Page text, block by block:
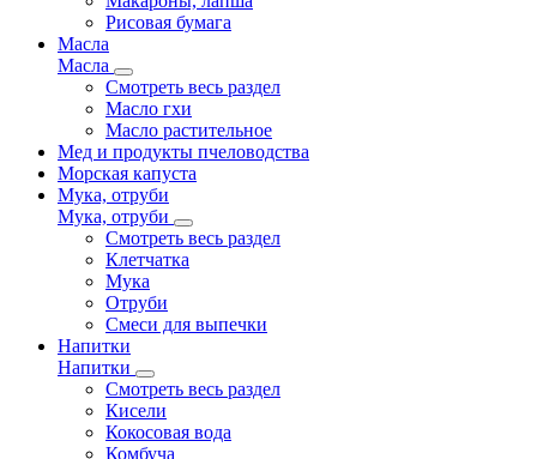
Рисовая бумага
Масла
Масла
Смотреть весь раздел
Масло гхи
Масло растительное
Мед и продукты пчеловодства
Морская капуста
Мука, отруби
Мука, отруби
Смотреть весь раздел
Клетчатка
Мука
Отруби
Смеси для выпечки
Напитки
Напитки
Смотреть весь раздел
Кисели
Кокосовая вода
Комбуча